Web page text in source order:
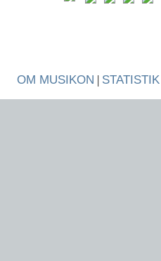
OM MUSIKON | STATISTIK